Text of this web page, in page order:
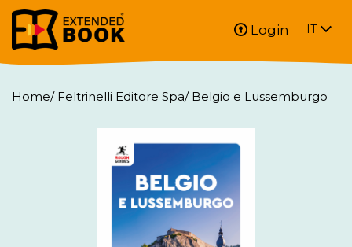
Login IT
Home/ Feltrinelli Editore Spa/ Belgio e Lussemburgo